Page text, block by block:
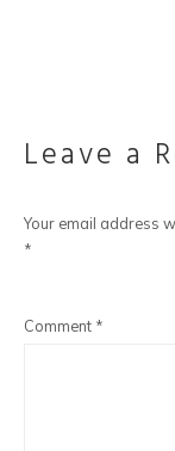
Leave a
Your email address
*
Comment *